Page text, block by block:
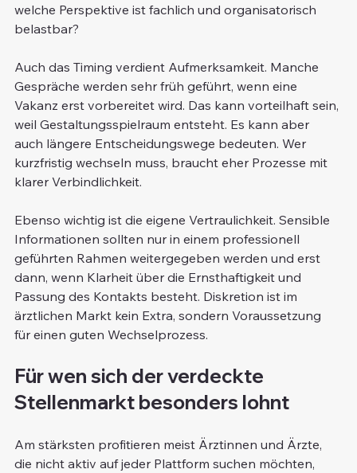
welche Perspektive ist fachlich und organisatorisch
belastbar?
Auch das Timing verdient Aufmerksamkeit. Manche
Gespräche werden sehr früh geführt, wenn eine
Vakanz erst vorbereitet wird. Das kann vorteilhaft sein,
weil Gestaltungsspielraum entsteht. Es kann aber
auch längere Entscheidungswege bedeuten. Wer
kurzfristig wechseln muss, braucht eher Prozesse mit
klarer Verbindlichkeit.
Ebenso wichtig ist die eigene Vertraulichkeit. Sensible
Informationen sollten nur in einem professionell
geführten Rahmen weitergegeben werden und erst
dann, wenn Klarheit über die Ernsthaftigkeit und
Passung des Kontakts besteht. Diskretion ist im
ärztlichen Markt kein Extra, sondern Voraussetzung
für einen guten Wechselprozess.
Für wen sich der verdeckte
Stellenmarkt besonders lohnt
Am stärksten profitieren meist Ärztinnen und Ärzte,
die nicht aktiv auf jeder Plattform suchen möchten,